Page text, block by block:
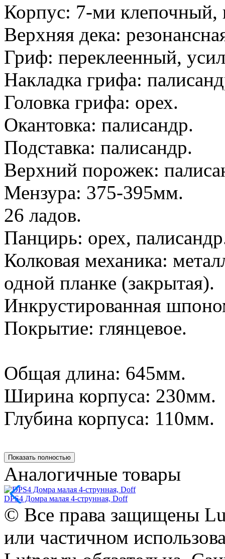
Корпус: 7-ми клепочный,
Верхняя дека:
Гриф: переклеенный,
Накладка грифа:
Головка грифа: орех.
Окантовка: палисандр.
Подставка: палисандр.
Верхний порожек:
Мензура: 375-395мм.
26 ладов.
Панцирь: орех,
Колковая механика:
одной планке (закрытая).
Инкрустированная
Покрытие: глянцевое.
Общая длина: 645мм.
Ширина корпуса: 230мм.
Глубина корпуса: 110мм.
Показать полностью
Аналогичные товары
DPS4 Домра малая 4-струнная, Doff
© Все права защищены
или частичном